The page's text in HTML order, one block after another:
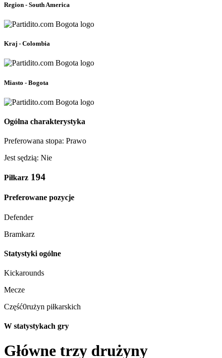
Region - South America
Kraj - Colombia
Miasto - Bogota
Ogólna charakterystyka
Preferowana stopa: Prawo
Jest sędzią: Nie
Piłkarz 194
Preferowane pozycje
Defender
Bramkarz
Statystyki ogólne
Kickarounds
Mecze
Część0rużyn piłkarskich
W statystykach gry
Główne trzy drużyny